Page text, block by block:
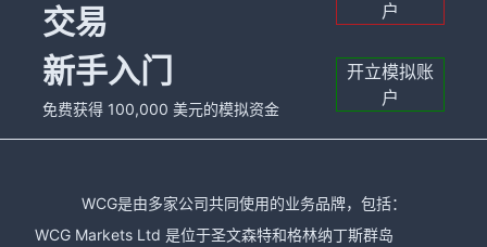
交易
户
新手入门
免费获得 100,000 美元的模拟资金
开立模拟账
户
WCG是由多家公司共同使用的业务品牌，包括：
WCG Markets Ltd 是位于圣文森特和格林纳丁斯群岛